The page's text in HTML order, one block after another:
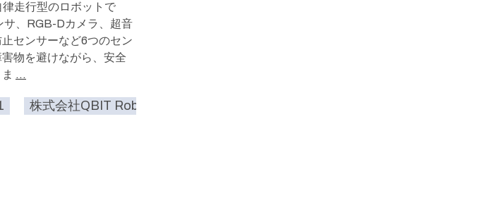
走行型のロボットで
サ、RGB-Dカメラ、超音
センサーなど6つのセン
物を避けながら、安全
...
株式会社QBIT Robotics